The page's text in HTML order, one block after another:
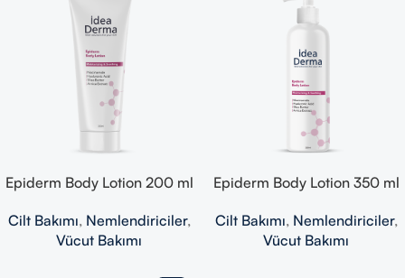
Epiderm Body Lotion 200 ml
Cilt Bakımı, Nemlendiriciler,
Vücut Bakımı
Epiderm Body Lotion 350 ml
Cilt Bakımı, Nemlendiriciler,
Vücut Bakımı